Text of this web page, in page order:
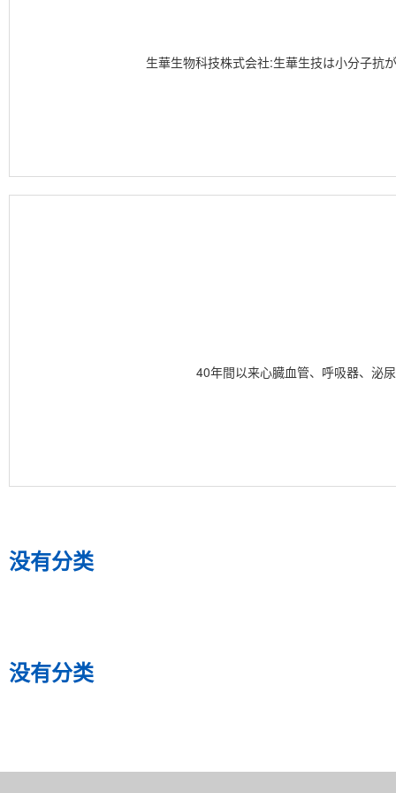
生華生物科技株式会社:生華生技は小分子抗
40年間以来心臓血管、呼吸器、泌
没有分类
没有分类